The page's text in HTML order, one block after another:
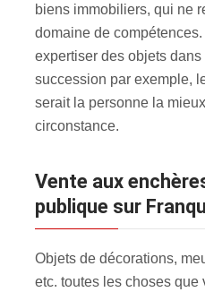
biens immobiliers, qui ne
domaine de
expertiser des objets dans
succession par exemple,
serait la personne la
circonstance.
Vente aux enchères volontaire
publique sur
Objets de décorations,
etc. toutes les choses que